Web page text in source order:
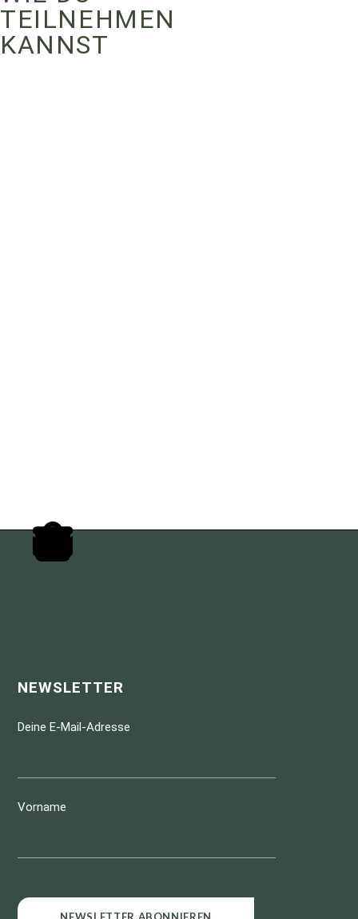
TEILNEHMEN
KANNST
NEWSLETTER
Deine E-Mail-Adresse
Vorname